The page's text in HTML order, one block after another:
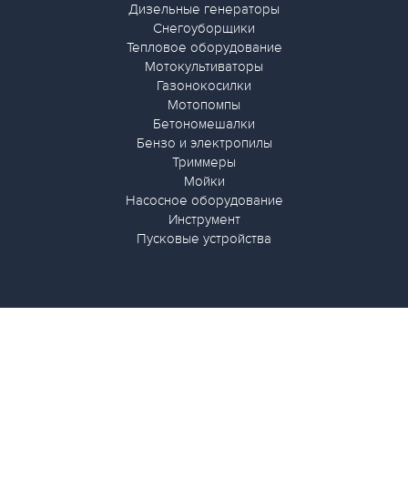
Дизельные генераторы
Снегоуборщики
Тепловое оборудование
Мотокультиваторы
Газонокосилки
Мотопомпы
Бетономешалки
Бензо и электропилы
Триммеры
Мойки
Насосное оборудование
Инструмент
Пусковые устройства